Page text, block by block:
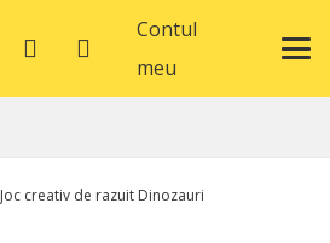
Contul
meu
Joc creativ de razuit Dinozauri